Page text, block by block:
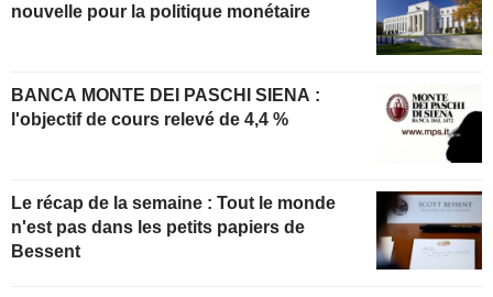
nouvelle pour la politique monétaire
BANCA MONTE DEI PASCHI SIENA :
l'objectif de cours relevé de 4,4 %
Le récap de la semaine : Tout le monde
n'est pas dans les petits papiers de
Bessent